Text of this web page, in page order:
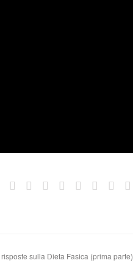
sulla Dieta Fasica (prima parte)